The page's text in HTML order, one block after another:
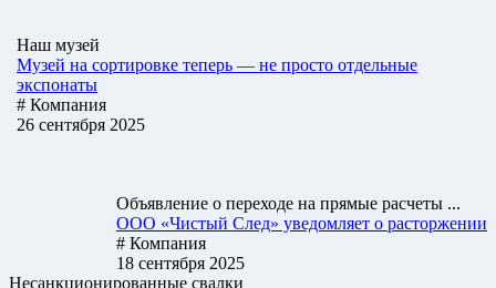
Наш музей
Музей на сортировке теперь — не просто отдельные
экспонаты
# Компания
26 сентября 2025
Объявление о переходе на прямые расчеты ...
ООО «Чистый След» уведомляет о расторжении
# Компания
18 сентября 2025
Несанкционированные свалки